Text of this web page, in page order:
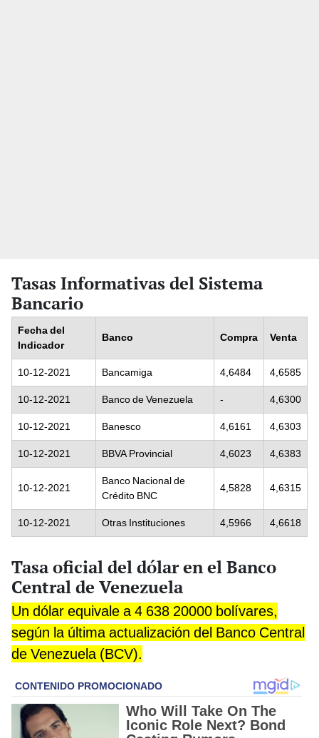
Tasas Informativas del Sistema
Bancario
Fecha del
Indicador
Banco Compra Venta
10-12-2021 Bancamiga 4,6484 4,6585
10-12-2021 Banco de Venezuela - 4,6300
10-12-2021 Banesco 4,6161 4,6303
10-12-2021 BBVA Provincial 4,6023 4,6383
10-12-2021
Banco Nacional de
Crédito BNC
4,5828 4,6315
10-12-2021 Otras Instituciones 4,5966 4,6618
Tasa oficial del dólar en el Banco
Central de Venezuela
Un dólar equivale a 4 638 20000 bolívares,
según la última actualización del Banco Central
de Venezuela (BCV).